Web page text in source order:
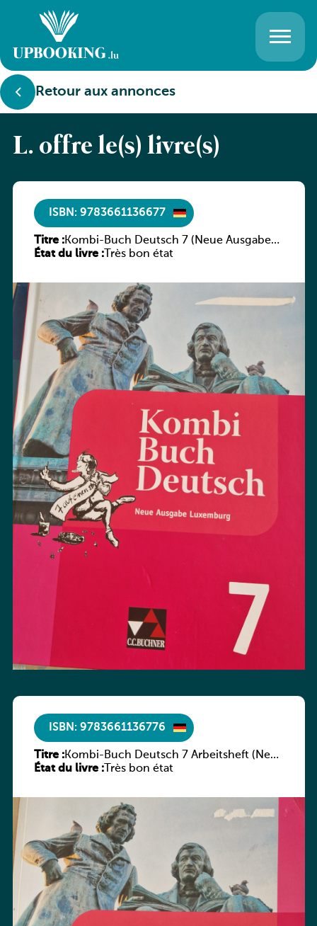
Retour aux annonces
L. offre le(s) livre(s)
ISBN: 9783661136677
Titre :Kombi-Buch Deutsch 7 (Neue Ausgabe
Luxemburg)
État du livre :Très bon état
ISBN: 9783661136776
Titre :Kombi-Buch Deutsch 7 Arbeitsheft (Neue
Ausgabe Luxemburg)
État du livre :Très bon état